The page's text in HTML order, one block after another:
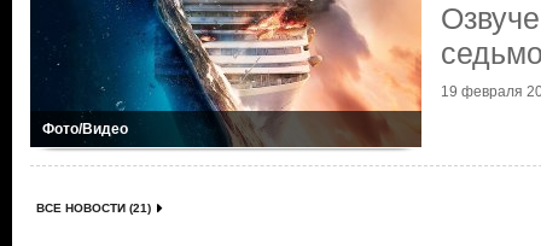
Фото/Видео
19 февраля
ВСЕ НОВОСТИ (21)